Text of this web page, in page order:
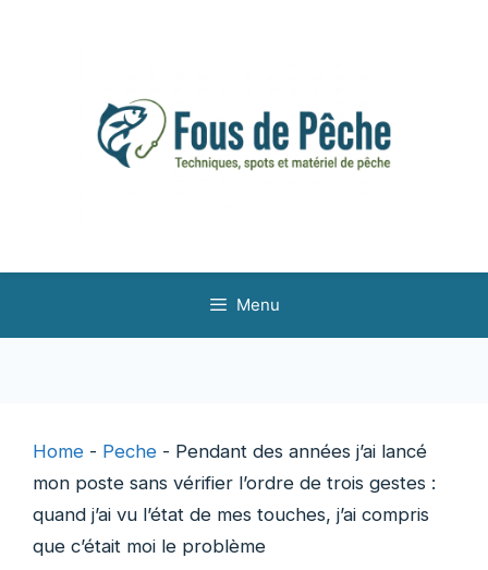
Menu
Home - Peche - Pendant des années j’ai lancé
mon poste sans vérifier l’ordre de trois gestes :
quand j’ai vu l’état de mes touches, j’ai compris
que c’était moi le problème